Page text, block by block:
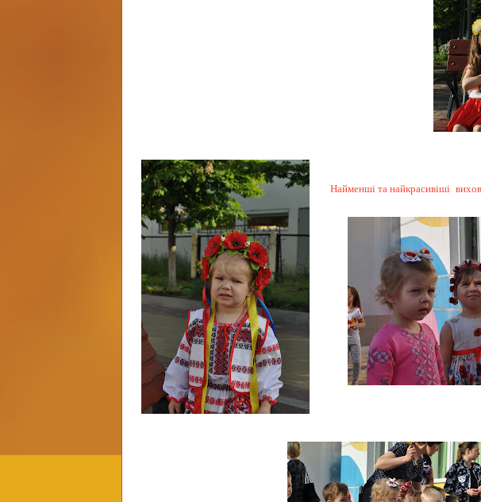
Найменші та найкрасивіші